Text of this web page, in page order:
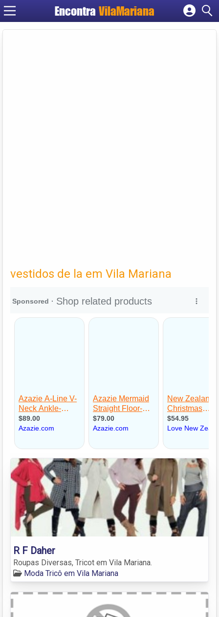
EncontraVilaMariana
Cadastrar empresa
vestidos de la em Vila Mariana
R F Daher
Roupas Diversas, Tricot em Vila Mariana.
Moda Tricô em Vila Mariana